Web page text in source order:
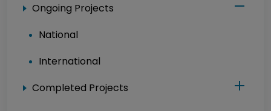
Ongoing Projects
National
International
Completed Projects